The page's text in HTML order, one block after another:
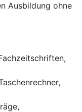
Ausbildung ohne